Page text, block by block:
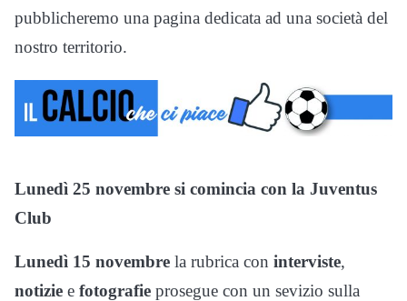
pubblicheremo una pagina dedicata ad una società del
nostro territorio.
Lunedì 25 novembre si comincia con la Juventus
Club
Lunedì 15 novembre la rubrica con interviste,
notizie e fotografie prosegue con un sevizio sulla